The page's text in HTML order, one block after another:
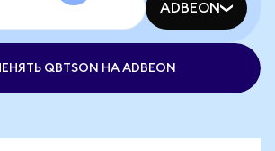
ADBEON
QBTSON НА ADBEON